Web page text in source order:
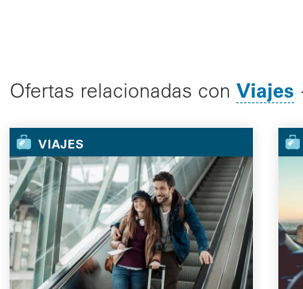
Ofertas relacionadas con Viajes
VIAJES